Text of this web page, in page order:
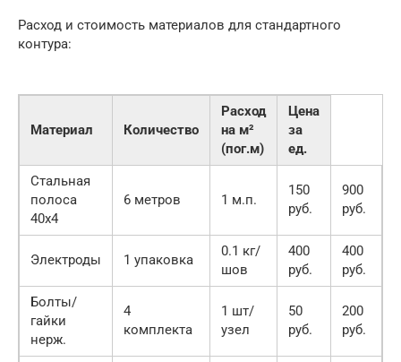
Расход и стоимость материалов для стандартного
контура:
Материал Количество
Расход
на м²
(пог.м)
Цена
за
ед.
Стальная
полоса
40х4
6 метров 1 м.п.
150
руб.
900
руб.
Электроды 1 упаковка
0.1 кг/
шов
400
руб.
400
руб.
Болты/
гайки
нерж.
4
комплекта
1 шт/
узел
50
руб.
200
руб.